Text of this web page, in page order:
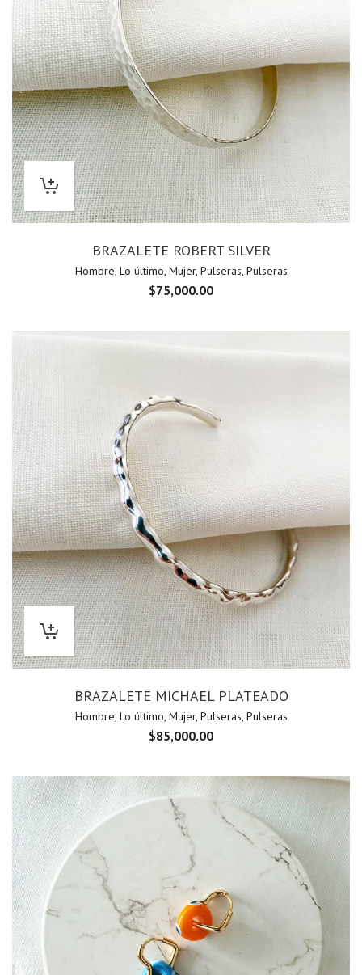
BRAZALETE ROBERT SILVER
Hombre, Lo último, Mujer, Pulseras, Pulseras
$75,000.00
BRAZALETE MICHAEL PLATEADO
Hombre, Lo último, Mujer, Pulseras, Pulseras
$85,000.00